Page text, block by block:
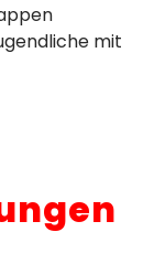
mit